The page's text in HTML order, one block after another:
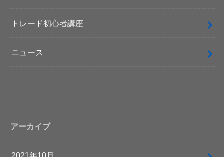
トレード初心者講座
ニュース
アーカイブ
2021年10月